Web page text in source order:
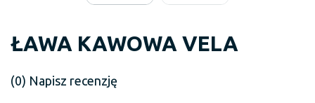
ŁAWA KAWOWA VELA
(0) Napisz recenzję